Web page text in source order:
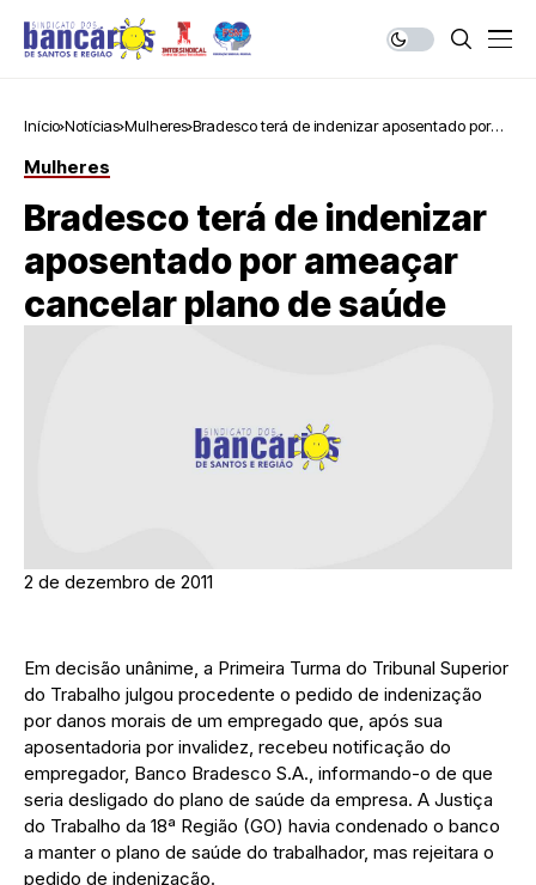
Início Notícias Mulheres Bradesco terá de indenizar aposentado por
Mulheres
Bradesco terá de indenizar
aposentado por ameaçar
cancelar plano de saúde
2 de dezembro de 2011
Em decisão unânime, a Primeira Turma do Tribunal Superior
do Trabalho julgou procedente o pedido de indenização
por danos morais de um empregado que, após sua
aposentadoria por invalidez, recebeu notificação do
empregador, Banco Bradesco S.A., informando-o de que
seria desligado do plano de saúde da empresa. A Justiça
do Trabalho da 18ª Região (GO) havia condenado o banco
a manter o plano de saúde do trabalhador, mas rejeitara o
pedido de indenização.